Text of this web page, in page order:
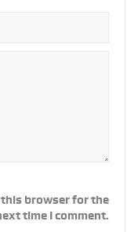
this browser for the
time I comment.